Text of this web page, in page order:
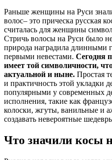
Раньше женщины на Руси
волос– это прическа русская
считалась для женщины
Стричь волосы на Руси было
природа наградила длинными
первыми невестами. Сегодня
имеет той символичности,
актуальной и ныне. Простая
и практичность этой укладки
популярными у современных
исполнения, такие как
колоски, жгуты, ванильные и
создавать невероятные
Что значили косы